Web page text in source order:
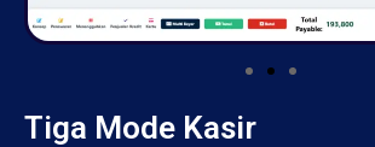
Tiga Mode Kasir